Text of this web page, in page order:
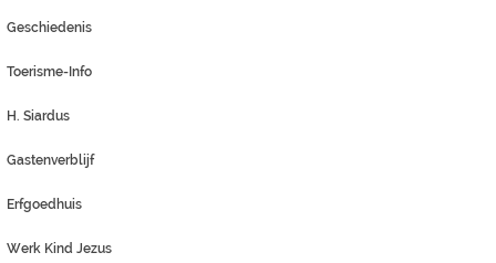
Geschiedenis
Toerisme-Info
H. Siardus
Gastenverblijf
Erfgoedhuis
Werk Kind Jezus